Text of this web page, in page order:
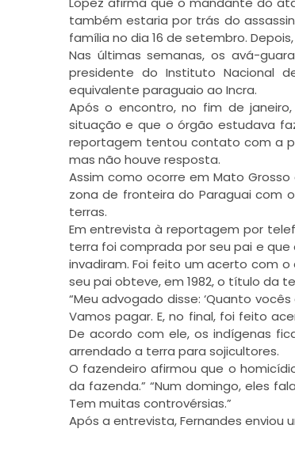
também estaria por trás do
família no dia 16 de setembro.
Nas últimas semanas, os avá-
presidente do Instituto Nacional
equivalente paraguaio ao Incra.
Após o encontro, no fim de
situação e que o órgão estudava
reportagem tentou contato com a
mas não houve resposta.
Assim como ocorre em Mato
zona de fronteira do Paraguai com
terras.
Em entrevista à reportagem por
terra foi comprada por seu pai e que
invadiram. Foi feito um acerto com
seu pai obteve, em 1982, o título da
“Meu advogado disse: ‘Quanto
Vamos pagar. E, no final, foi feito
De acordo com ele, os indígenas
arrendado a terra para sojicultores.
O fazendeiro afirmou que o
da fazenda.” “Num domingo, eles
Tem muitas controvérsias.”
Após a entrevista, Fernandes enviou